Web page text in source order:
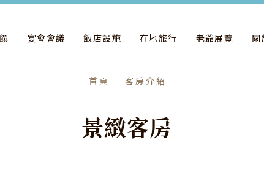
宴會會議 飯店設施 在地旅行 老爺展覽 關
首頁 客房介紹
景緻客房